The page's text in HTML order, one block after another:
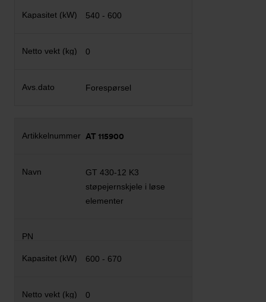
540 - 600
0
Forespørsel
AT 115900
GT 430-12 K3
støpejernskjele i løse
elementer
600 - 670
0